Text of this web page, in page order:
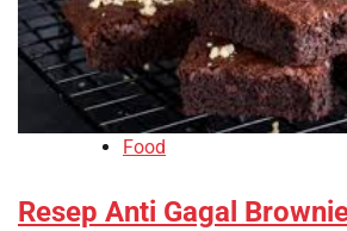
Food
Resep Anti Gagal